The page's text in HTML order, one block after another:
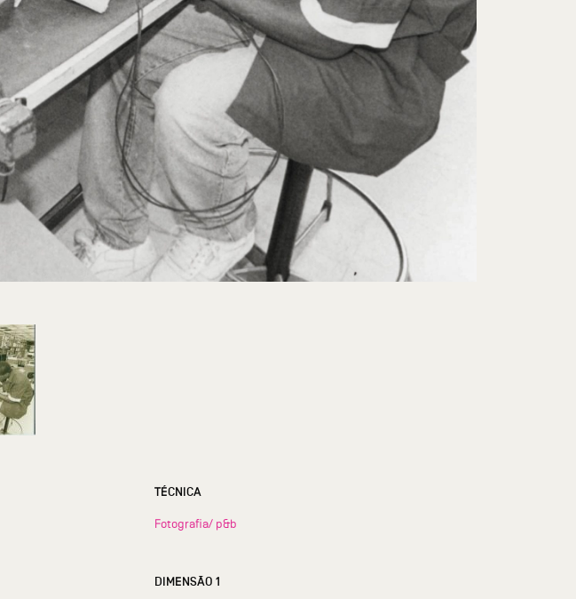
TÉCNICA
Fotografia/ p&b
DIMENSÃO 1